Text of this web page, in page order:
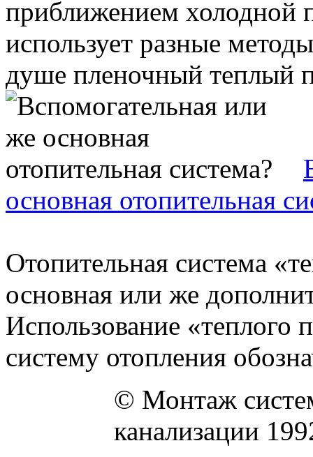
приближением холодной
использует разные
душе пленочный теплый
основная отопительная
Отопительная система
основная или же
Использование «теплого
систему отопления
© Монтаж
канализации